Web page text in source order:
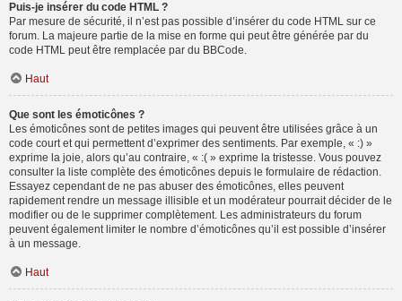
Puis-je insérer du code HTML ?
Par mesure de sécurité, il n’est pas possible d’insérer du code HTML sur ce
forum. La majeure partie de la mise en forme qui peut être générée par du
code HTML peut être remplacée par du BBCode.
Haut
Que sont les émoticônes ?
Les émoticônes sont de petites images qui peuvent être utilisées grâce à un
code court et qui permettent d’exprimer des sentiments. Par exemple, « :) »
exprime la joie, alors qu’au contraire, « :( » exprime la tristesse. Vous pouvez
consulter la liste complète des émoticônes depuis le formulaire de rédaction.
Essayez cependant de ne pas abuser des émoticônes, elles peuvent
rapidement rendre un message illisible et un modérateur pourrait décider de le
modifier ou de le supprimer complètement. Les administrateurs du forum
peuvent également limiter le nombre d’émoticônes qu’il est possible d’insérer
à un message.
Haut